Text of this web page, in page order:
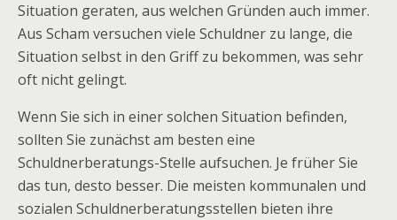
Situation geraten, aus welchen Gründen auch immer.
Aus Scham versuchen viele Schuldner zu lange, die
Situation selbst in den Griff zu bekommen, was sehr
oft nicht gelingt.
Wenn Sie sich in einer solchen Situation befinden,
sollten Sie zunächst am besten eine
Schuldnerberatungs-Stelle aufsuchen. Je früher Sie
das tun, desto besser. Die meisten kommunalen und
sozialen Schuldnerberatungsstellen bieten ihre